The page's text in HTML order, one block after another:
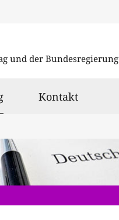
und der Bundesregierung
ausgewählt
Kontakt